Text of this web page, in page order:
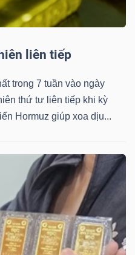
liên tiếp
trong 7 tuần vào ngày
thứ tư liên tiếp khi kỳ
Hormuz giúp xoa dịu...